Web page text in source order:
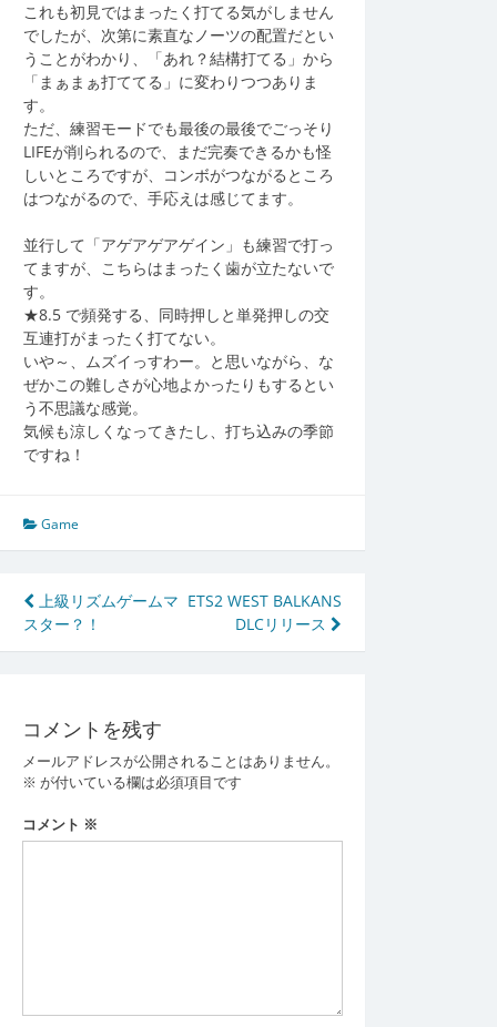
これも初見ではまったく打てる気がしません
でしたが、次第に素直なノーツの配置だとい
うことがわかり、「あれ？結構打てる」から
「まぁまぁ打ててる」に変わりつつありま
す。
ただ、練習モードでも最後の最後でごっそり
LIFEが削られるので、まだ完奏できるかも怪
しいところですが、コンボがつながるところ
はつながるので、手応えは感じてます。
並行して「アゲアゲアゲイン」も練習で打っ
てますが、こちらはまったく歯が立たないで
す。
★8.5 で頻発する、同時押しと単発押しの交
互連打がまったく打てない。
いや～、ムズイっすわー。と思いながら、な
ぜかこの難しさが心地よかったりもするとい
う不思議な感覚。
気候も涼しくなってきたし、打ち込みの季節
ですね！
Game
投
稿
ビ
ゲ
ー
シ
上級リズムゲームマ
スター？！
ETS2 WEST BALKANS
DLCリリース
コメントを残す
メールアドレスが公開されることはありません。
※ が付いている欄は必須項目です
コメント ※